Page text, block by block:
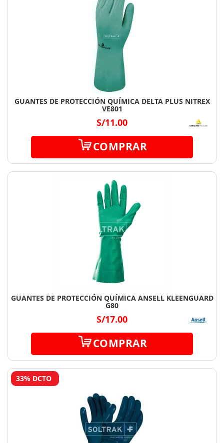
GUANTES DE PROTECCIÓN QUÍMICA DELTA PLUS NITREX
VE801
S/11.00
COMPRAR
GUANTES DE PROTECCIÓN QUÍMICA ANSELL KLEENGUARD
G80
S/17.00
COMPRAR
33% DCTO